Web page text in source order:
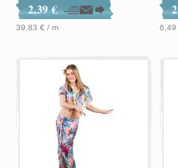
2,39 €
39,83 € / m 6,49